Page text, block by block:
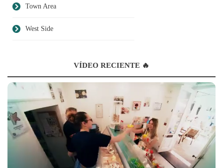
Town Area
West Side
VÍDEO RECIENTE 🔥